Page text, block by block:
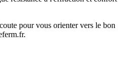
pour vous orienter vers le bon